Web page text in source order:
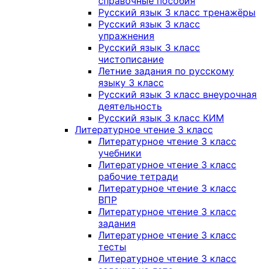
Русский язык 3 класс тренажёры
Русский язык 3 класс
упражнения
Русский язык 3 класс
чистописание
Летние задания по русскому
языку 3 класс
Русский язык 3 класс внеурочная
деятельность
Русский язык 3 класс КИМ
Литературное чтение 3 класс
Литературное чтение 3 класс
учебники
Литературное чтение 3 класс
рабочие тетради
Литературное чтение 3 класс
ВПР
Литературное чтение 3 класс
задания
Литературное чтение 3 класс
тесты
Литературное чтение 3 класс